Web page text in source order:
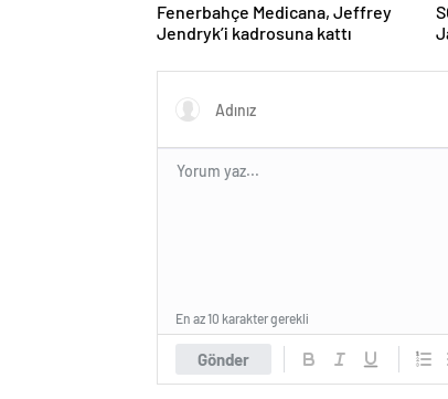
Fenerbahçe Medicana, Jeffrey
Jendryk’i kadrosuna kattı
Gönder
En az 10 karakter gerekli